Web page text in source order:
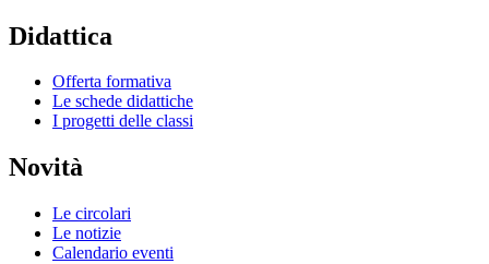
Didattica
Offerta formativa
Le schede didattiche
I progetti delle classi
Novità
Le circolari
Le notizie
Calendario eventi